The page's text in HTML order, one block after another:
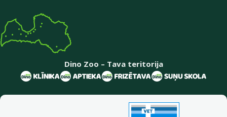
Dino Zoo – Tava teritorija